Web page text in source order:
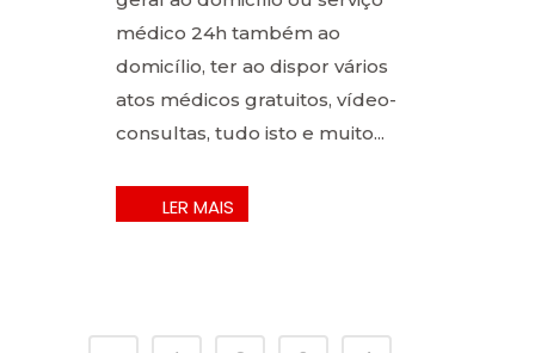
médico 24h também ao
domicílio, ter ao dispor vários
atos médicos gratuitos, vídeo-
consultas, tudo isto e muito...